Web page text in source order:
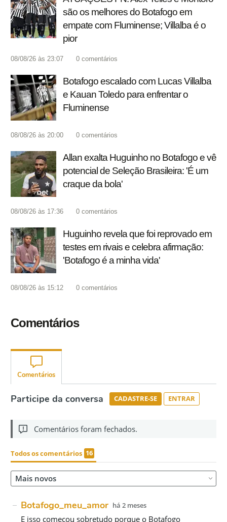
são os melhores do Botafogo em
empate com Fluminense; Villalba é o
pior
08/08/26 às 23:07 0 comentários
Botafogo escalado com Lucas Villalba
e Kauan Toledo para enfrentar o
Fluminense
08/08/26 às 20:00 0 comentários
Allan exalta Huguinho no Botafogo e vê
potencial de Seleção Brasileira: 'É um
craque da bola'
08/08/26 às 17:36 0 comentários
Huguinho revela que foi reprovado em
testes em rivais e celebra afirmação:
'Botafogo é a minha vida'
08/08/26 às 15:12 0 comentários
Comentários